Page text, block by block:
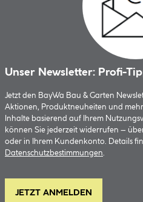
Unser Newsletter: Profi-
Jetzt den BayWa Bau & Garten
Aktionen, Produktneuheiten und
Inhalte basierend auf Ihrem
können Sie jederzeit widerrufen –
oder in Ihrem Kundenkonto. Details
Datenschutzbestimmungen.
JETZT ANMELDEN